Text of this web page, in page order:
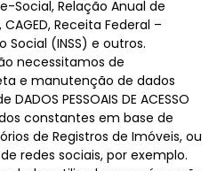
Social, Relação Anual de
Receita Federal –
Social (INSS) e outros.
necessitamos de
e manutenção de dados
PESSOAIS DE ACESSO
constantes em base de
de Registros de Imóveis, ou
redes sociais, por exemplo.